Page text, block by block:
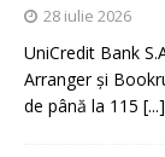
28 iulie 2026
UniCredit Bank
Arranger și
de până la 115 [...]